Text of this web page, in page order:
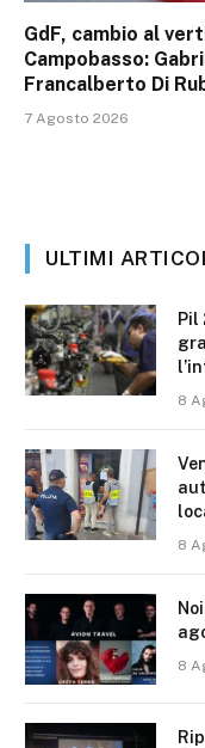
GdF, cambio al
Campobasso:
Francalberto Di
7 Agosto 2026
ULTIMI
Pil
8
8
8